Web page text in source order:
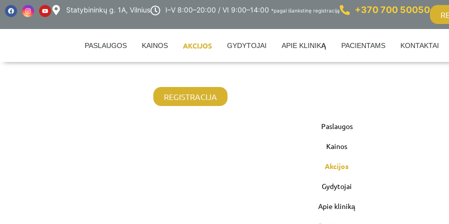
Statybininkų g. 1A, Vilnius I–V 8:00–20:00 / VI 9:00–14:00 *pagal išankstinę registraciją +370 700 50050
PASLAUGOS KAINOS AKCIJOS GYDYTOJAI APIE KLINIKĄ PACIENTAMS KONTAKTAI
REGISTRACIJA
Paslaugos
Kainos
Akcijos
Gydytojai
Apie kliniką